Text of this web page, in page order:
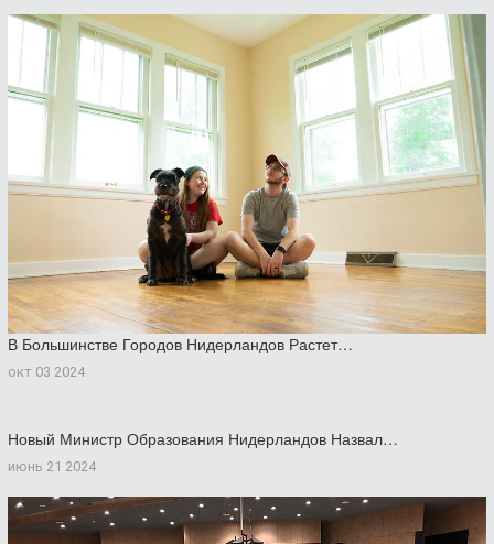
В Большинстве Городов Нидерландов Растет…
окт 03 2024
Новый Министр Образования Нидерландов Назвал…
июнь 21 2024